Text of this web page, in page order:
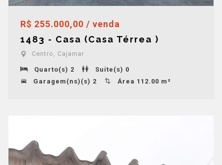
R$ 255.000,00 / venda
1483 - Casa (Casa Térrea )
Centro, Cajamar
Quarto(s) 2
Suíte(s) 0
Garagem(ns)(s) 2
Área 112.00 m²